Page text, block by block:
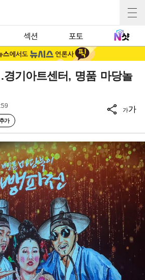
섹션 포토
기아트센터, 명품 마당놀
가
가가